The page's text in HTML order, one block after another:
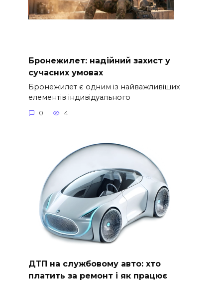
Бронежилет: надійний захист у
сучасних умовах
Бронежилет є одним із найважливіших
елементів індивідуального
0 4
ДТП на службовому авто: хто
платить за ремонт і як працює